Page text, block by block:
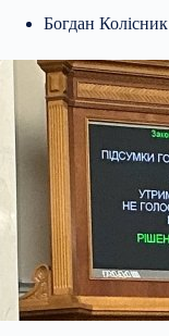
Богдан Колісник